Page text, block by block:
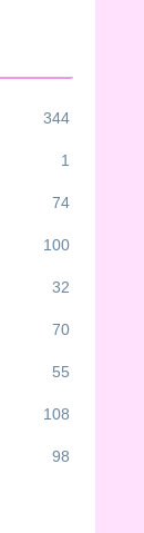
344
1
74
100
32
70
55
108
98